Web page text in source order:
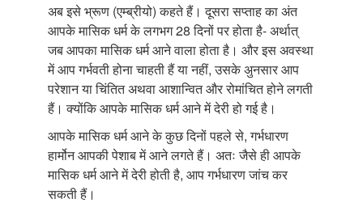
अब इसे भ्रूण (एम्ब्रीयो) कहते हैं। दूसरा सप्ताह का अंत
आपके मासिक धर्म के लगभग 28 दिनों पर होता है- अर्थात्
जब आपका मासिक धर्म आने वाला होता है। और इस अवस्था
में आप गर्भवती होना चाहती हैं या नहीं, उसके अुनसार आप
परेशान या चिंतित अथवा आशान्वित और रोमांचित होने लगती
हैं। क्योंकि आपके मासिक धर्म आने में देरी हो गई है।
आपके मासिक धर्म आने के कुछ दिनों पहले से, गर्भधारण
हार्मोन आपकी पेशाब में आने लगते हैं। अतः जैसे ही आपके
मासिक धर्म आने में देरी होती है, आप गर्भधारण जांच कर
सकती हैं।